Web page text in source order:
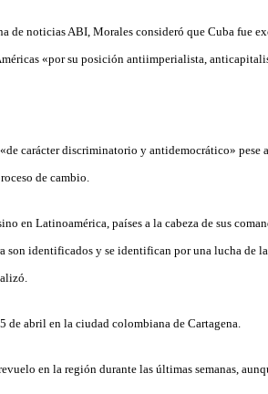
de noticias ABI, Morales consideró que Cuba fue
«por su posición antiimperialista,
carácter discriminatorio y antidemocrático» pese
de cambio.
en Latinoamérica, países a la cabeza de sus
son identificados y se identifican por una lucha de
de abril en la ciudad colombiana de Cartagena.
en la región durante las últimas semanas,